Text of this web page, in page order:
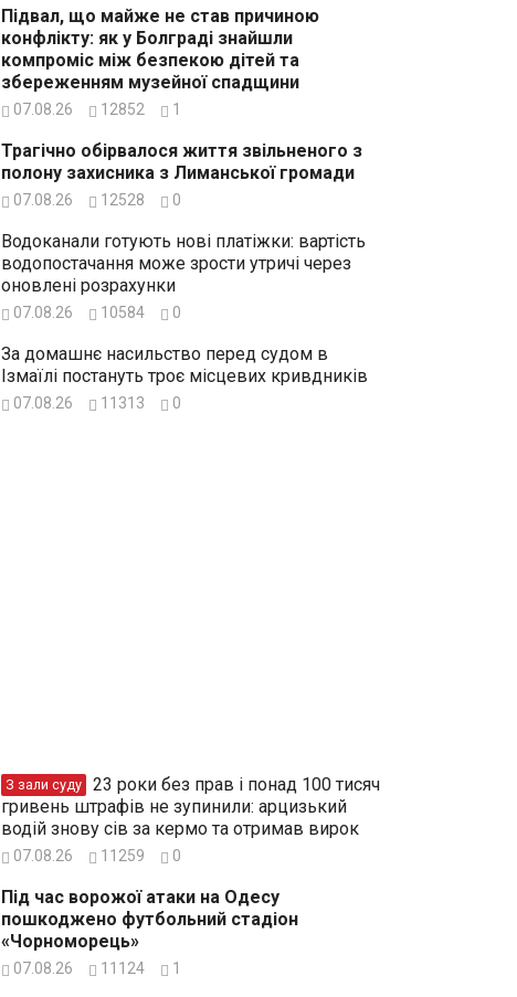
Підвал, що майже не став причиною
конфлікту: як у Болграді знайшли
компроміс між безпекою дітей та
збереженням музейної спадщини
07.08.26 12852 1
Трагічно обірвалося життя звільненого з
полону захисника з Лиманської громади
07.08.26 12528 0
Водоканали готують нові платіжки: вартість
водопостачання може зрости утричі через
оновлені розрахунки
07.08.26 10584 0
За домашнє насильство перед судом в
Ізмаїлі постануть троє місцевих кривдників
07.08.26 11313 0
З зали суду
гривень штрафів не зупинили: арцизький
водій знову сів за кермо та отримав вирок
07.08.26 11259 0
Під час ворожої атаки на Одесу
пошкоджено футбольний стадіон
«Чорноморець»
07.08.26 11124 1